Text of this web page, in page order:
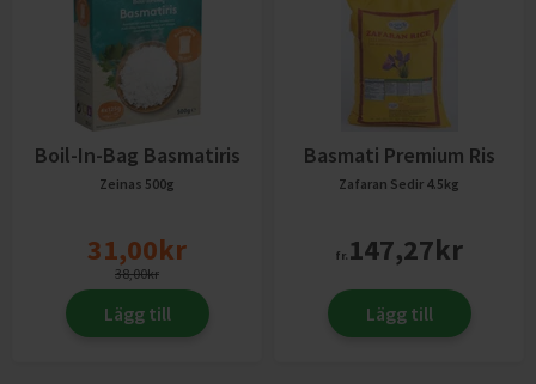
Boil-In-Bag Basmatiris
Zeinas 500g
31,00kr
38,00kr
Lägg till
Basmati Premium Ris
Zafaran Sedir 4.5kg
fr. 147,27kr
Lägg till